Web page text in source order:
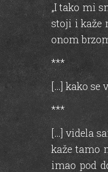
„I tako mi
stoji i kaže
onom
***
[…] kako se
***
[…] videla
kaže tamo
imao pod